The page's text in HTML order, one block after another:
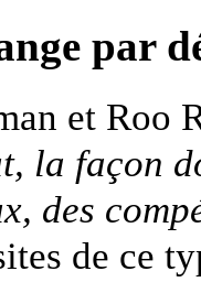
par
et Roo
la façon
des
de ce